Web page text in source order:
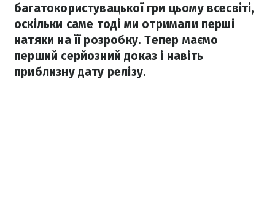
багатокористувацької гри цьому всесвіті,
оскільки саме тоді ми отримали перші
натяки на її розробку. Тепер маємо
перший серйозний доказ і навіть
приблизну дату релізу.